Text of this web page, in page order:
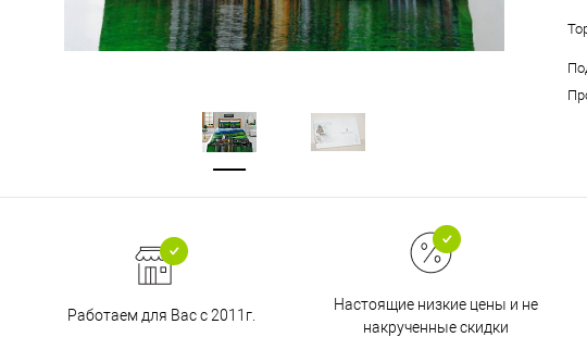
Работаем для Вас с 2011г.
Настоящие низкие цены и не
накрученные скидки